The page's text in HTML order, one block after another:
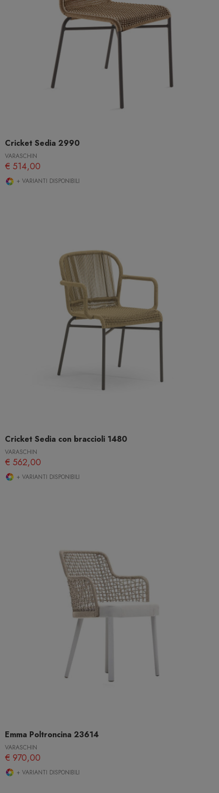
Cricket Sedia 2990
VARASCHIN
€ 514,00
+ VARIANTI DISPONIBILI
Cricket Sedia con braccioli 1480
VARASCHIN
€ 562,00
+ VARIANTI DISPONIBILI
Emma Poltroncina 23614
VARASCHIN
€ 970,00
+ VARIANTI DISPONIBILI